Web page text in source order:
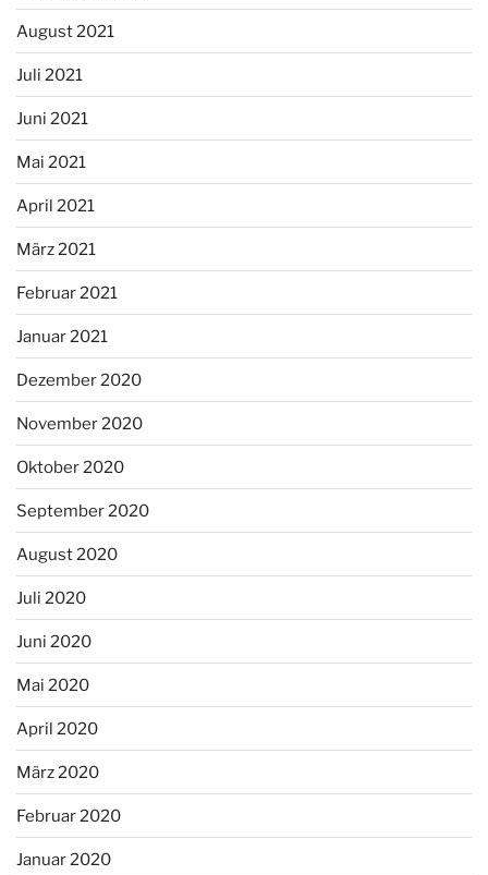
August 2021
Juli 2021
Juni 2021
Mai 2021
April 2021
März 2021
Februar 2021
Januar 2021
Dezember 2020
November 2020
Oktober 2020
September 2020
August 2020
Juli 2020
Juni 2020
Mai 2020
April 2020
März 2020
Februar 2020
Januar 2020